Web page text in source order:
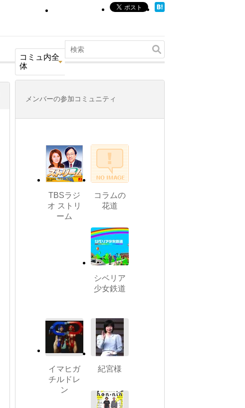
コミュ内全
体
メンバーの参加コミュニティ
TBSラジ
オ ストリ
ーム
コラムの
花道
シベリア
少女鉄道
イマヒガ
チルドレ
ン
紀宮様